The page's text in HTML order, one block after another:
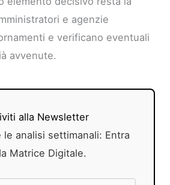
e agenzie
e verificano eventuali
avvenute.
alla Newsletter
le analisi settimanali: Entra
Matrice Digitale.